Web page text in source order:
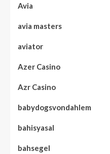
Avia
avia masters
aviator
Azer Casino
Azr Casino
babydogsvondahlem
bahisyasal
bahsegel